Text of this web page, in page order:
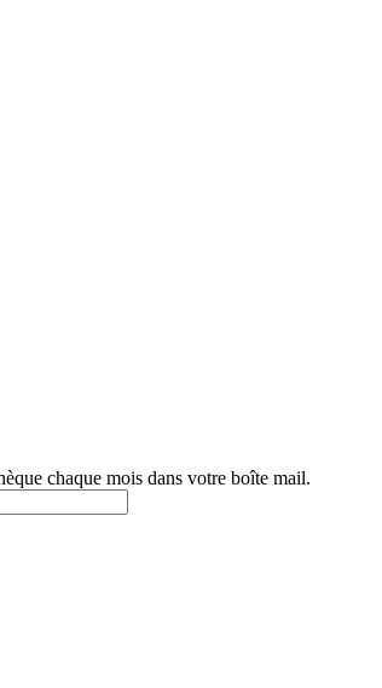
chaque mois dans votre boîte mail.